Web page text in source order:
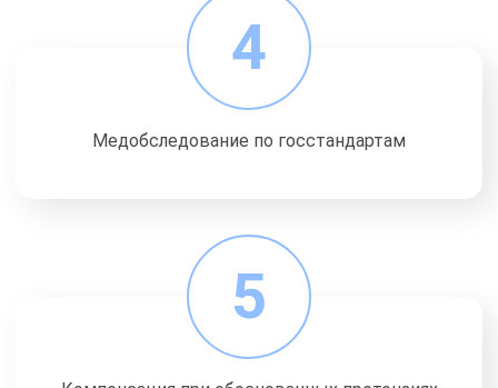
4
Медобследование по госстандартам
5